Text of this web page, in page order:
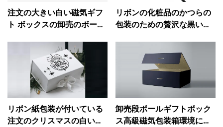
注文の大きい白い磁気ギフ
ト ボックスの卸売のボール
リボンの化粧品のかつらの
包装のための贅沢な黒いフ
リボン紙包装が付いている
注文のクリスマスの白い磁
卸売段ボールギフトボック
ス高級磁気包装箱環境に優